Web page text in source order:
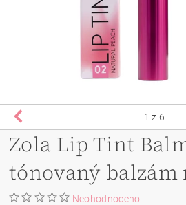
1 z 6
Zola Lip Tint
tónovaný balzám
Neohodnoceno